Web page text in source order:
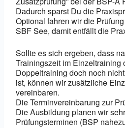
Dadurch sparst Du die
Optional fahren wir die
SBF See, damit entfällt die
Sollte es sich ergeben, dass
Trainingszeit im Einzeltraining
Doppeltraining doch noch
ist, können wir zusätzliche
vereinbaren.
Die Terminvereinbarung zur
Die Ausbildung planen wir
Prüfungsterminen (BSP